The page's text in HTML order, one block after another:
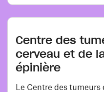
Centre des
cerveau et de
épinière
Le Centre des tumeurs